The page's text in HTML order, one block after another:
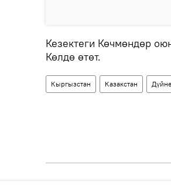
Кезектеги Көчмөндөр
Көлдө өтөт.
Кыргызстан Казакстан